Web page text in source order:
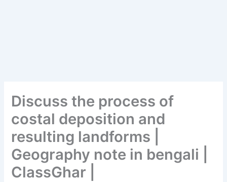
Discuss the process of
costal deposition and
resulting landforms |
Geography note in bengali |
ClassGhar |